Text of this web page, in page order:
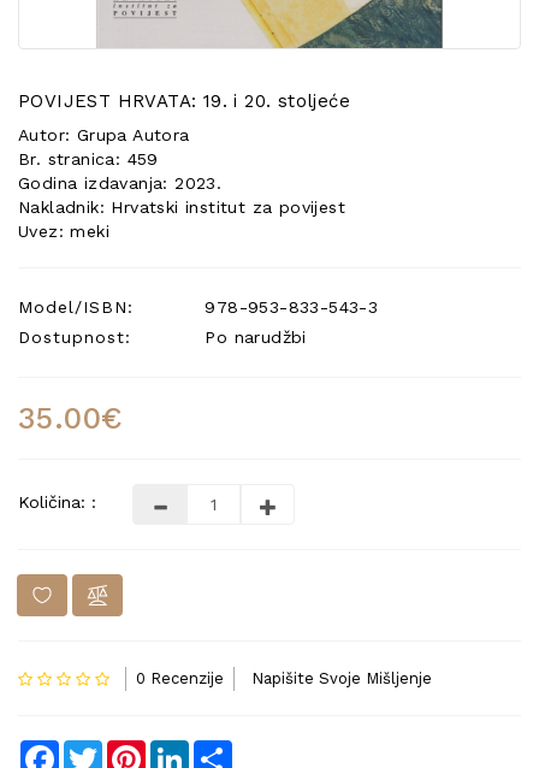
POVIJEST HRVATA: 19. i 20. stoljeće
Autor: Grupa Autora
Br. stranica: 459
Godina izdavanja: 2023.
Nakladnik: Hrvatski institut za povijest
Uvez: meki
Model/ISBN:
978-953-833-543-3
Dostupnost:
Po narudžbi
35.00€
Količina: :
0 Recenzije Napišite Svoje Mišljenje
Facebook
TwitterPinterestLinkedIn